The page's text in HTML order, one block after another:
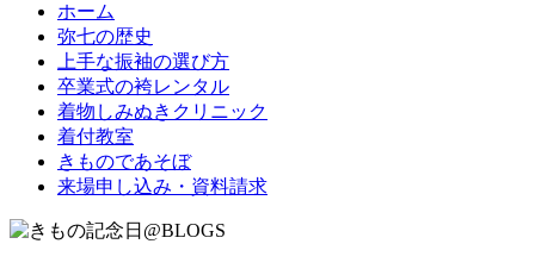
す。
ホーム
弥七の歴史
上手な振袖の選び方
卒業式の袴レンタル
着物しみぬきクリニック
着付教室
きものであそぼ
来場申し込み・資料請求